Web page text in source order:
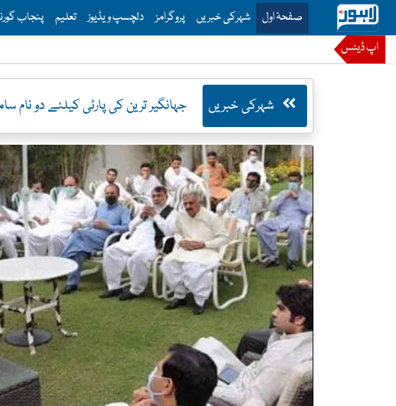
صفحۂ اولThis is the main menu for Lahore News
شہرکی خبریں پروگرامز دلچسپ ویڈیوز تعلیم پنجاب
اپ ڈیٹس
جہانگیر ترین کی پارٹی کیلئے دو نام